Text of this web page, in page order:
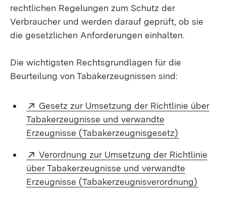
rechtlichen Regelungen zum Schutz der
Verbraucher und werden darauf geprüft, ob sie
die gesetzlichen Anforderungen einhalten.
Die wichtigsten Rechtsgrundlagen für die
Beurteilung von Tabakerzeugnissen sind:
Extern:
Gesetz zur Umsetzung der Richtlinie über
Tabakerzeugnisse und verwandte
Erzeugnisse (Tabakerzeugnisgesetz)
Extern:
Verordnung zur Umsetzung der Richtlinie
über Tabakerzeugnisse und verwandte
Erzeugnisse (Tabakerzeugnisverordnung)